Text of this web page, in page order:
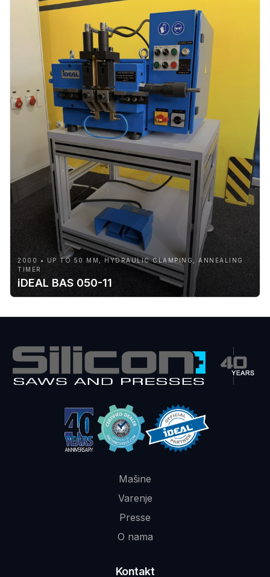
2000 • UP TO 50 MM, HYDRAULIC CLAMPING, ANNEALING
TIMER
iDEAL BAS 050-11
Mašine
Varenje
Presse
O nama
Kontakt